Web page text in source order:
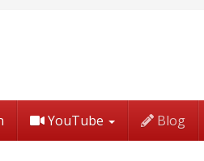
YouTube Blog